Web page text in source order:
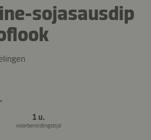
sojasausdip
1 u.
voorbereidingstijd